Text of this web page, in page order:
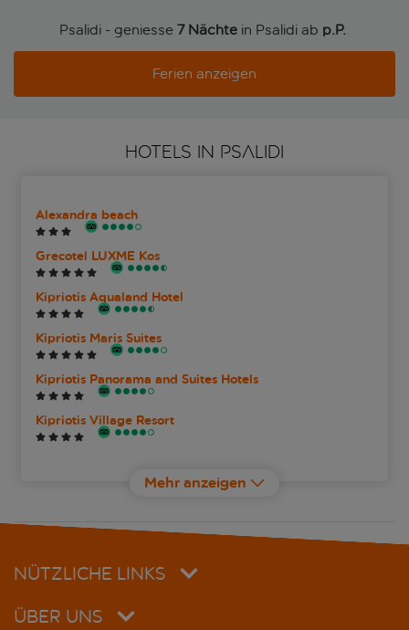
Psalidi - geniesse 7 Nächte in Psalidi ab p.P.
Ferien anzeigen
HOTELS IN PSALIDI
Alexandra beach
Grecotel LUXME Kos
Kipriotis Aqualand Hotel
Kipriotis Maris Suites
Kipriotis Panorama and Suites Hotels
Kipriotis Village Resort
Mehr anzeigen
NÜTZLICHE LINKS
ÜBER UNS